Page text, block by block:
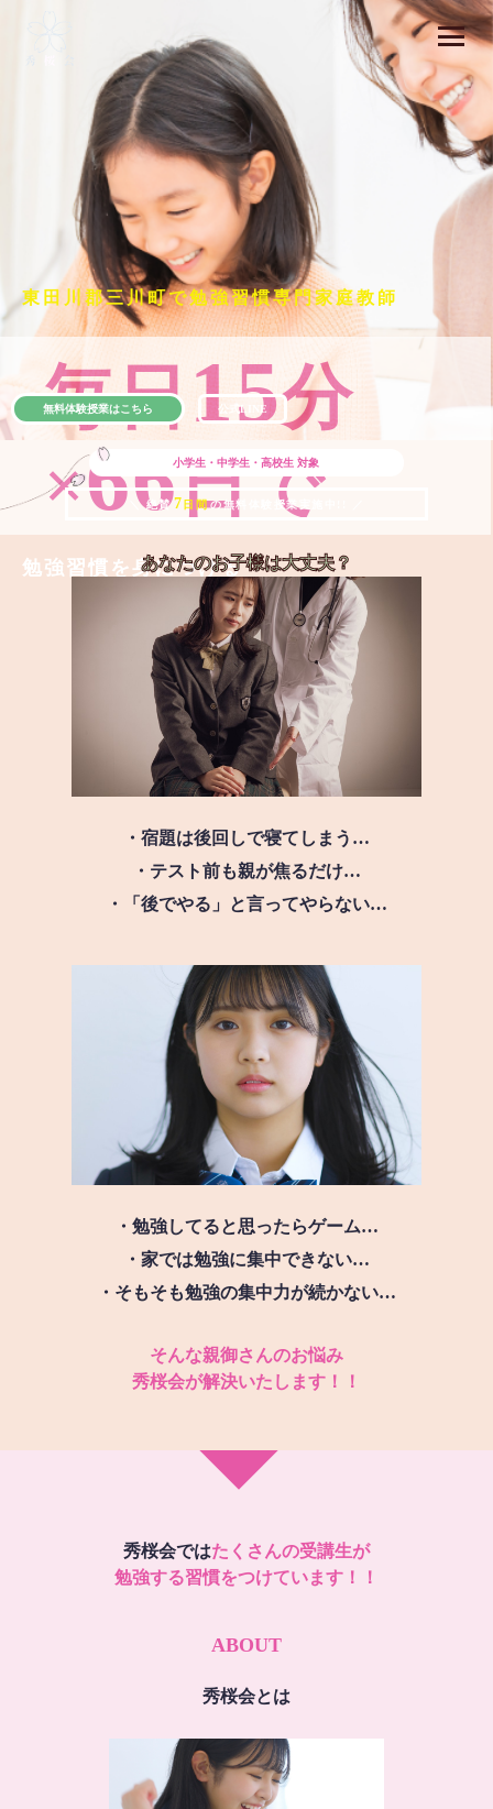
東田川郡三川町で勉強習慣専門家庭教師
毎日15分
×66日で
勉強習慣を身につける
小学生・中学生・高校生 対象
＼ 絶賛 7 日間の無料体験授業実施中!! ／
無料体験授業はこちら 公式LINE
あなたのお子様は大丈夫？
・宿題は後回しで寝てしまう…
・テスト前も親が焦るだけ…
・「後でやる」と言ってやらない…
・勉強してると思ったらゲーム…
・家では勉強に集中できない…
・そもそも勉強の集中力が続かない…
そんな親御さんのお悩み
秀桜会が解決いたします！！
秀桜会ではたくさんの受講生が
勉強する習慣をつけています！！
ABOUT
秀桜会とは